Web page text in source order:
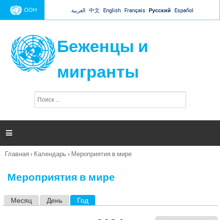
Jump to navigation
ООН العربية 中文 English Français Русский Español
Беженцы и
мигранты
п
и

Вы
Главная › Календарь › Мероприятия в мире
Мероприятия в мире
Месяц День Год